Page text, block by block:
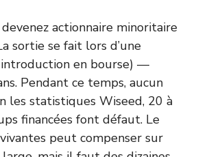
actionnaire minoritaire
sortie se fait lors d’une
introduction en bourse) —
Pendant ce temps, aucun
les statistiques Wiseed, 20 à
financées font défaut. Le
peut compenser sur